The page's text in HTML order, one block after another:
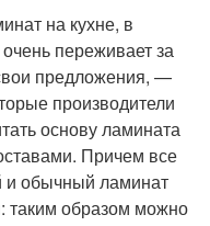
на кухне, в
переживает за
предложения, —
производители
основу ламината
Причем все
и обычный ламинат
таким образом можно